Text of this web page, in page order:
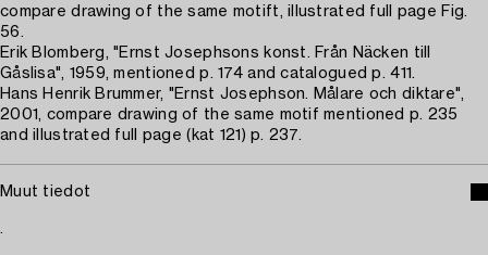
compare drawing of the same motift, illustrated full page Fig.
56.
Erik Blomberg, "Ernst Josephsons konst. Från Näcken till
Gåslisa", 1959, mentioned p. 174 and catalogued p. 411.
Hans Henrik Brummer, "Ernst Josephson. Målare och diktare",
2001, compare drawing of the same motif mentioned p. 235
and illustrated full page (kat 121) p. 237.
Muut tiedot
.